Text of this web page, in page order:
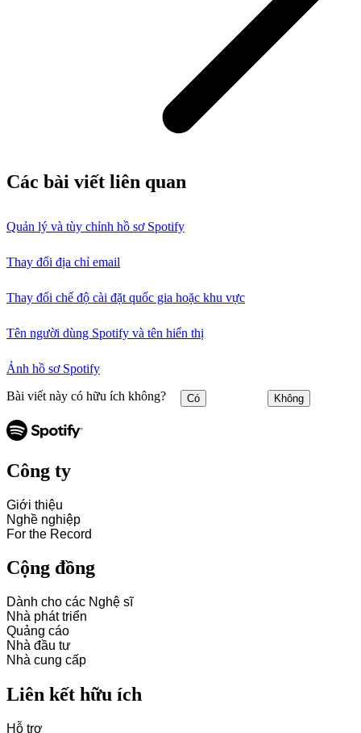
Các bài viết liên quan
Quản lý và tùy chỉnh hồ sơ Spotify
Thay đổi địa chỉ email
Thay đổi chế độ cài đặt quốc gia hoặc khu vực
Tên người dùng Spotify và tên hiển thị
Ảnh hồ sơ Spotify
Bài viết này có hữu ích không? Có Không
Công ty
Giới thiệu
Nghề nghiệp
For the Record
Cộng đồng
Dành cho các Nghệ sĩ
Nhà phát triển
Quảng cáo
Nhà đầu tư
Nhà cung cấp
Liên kết hữu ích
Hỗ trợ